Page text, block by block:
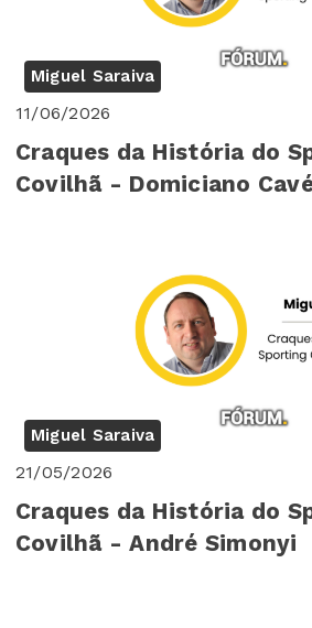
Miguel Saraiva
11/06/2026
Craques da História do
Covilhã - Domiciano
Miguel Saraiva
21/05/2026
Craques da História do
Covilhã - André Simonyi